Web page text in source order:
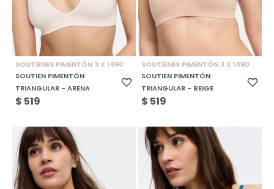
SOUTIENES PIMENTÓN 3 X 1490
SOUTIEN PIMENTÓN
TRIANGULAR - ARENA
$ 519
SOUTIENES PIMENTÓN 3 X 1490
SOUTIEN PIMENTÓN
TRIANGULAR - BEIGE
$ 519